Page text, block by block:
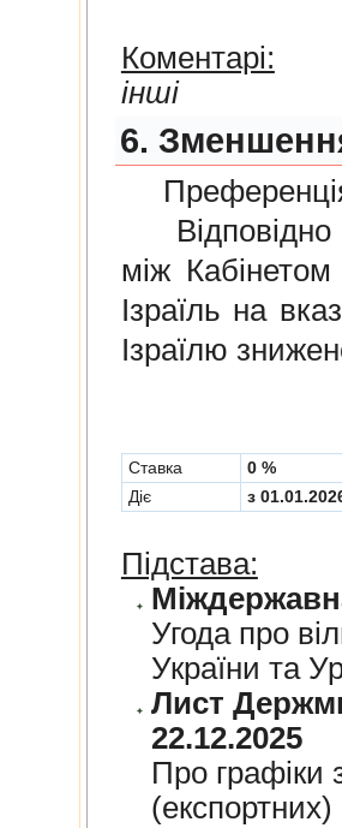
Коментарі:
інші
6.
Відповідно
мiж Кабінетом
Ізраїль на
Ізраїлю
Cтавка
0 %
Діє
з
Підстава:
Угода про
України та
Лист
22.12.2025
Про графiки